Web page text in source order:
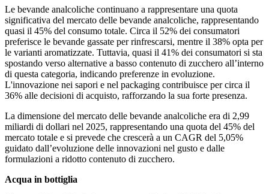
Le bevande analcoliche continuano a rappresentare una quota
significativa del mercato delle bevande analcoliche, rappresentando
quasi il 45% del consumo totale. Circa il 52% dei consumatori
preferisce le bevande gassate per rinfrescarsi, mentre il 38% opta per
le varianti aromatizzate. Tuttavia, quasi il 41% dei consumatori si sta
spostando verso alternative a basso contenuto di zucchero all’interno
di questa categoria, indicando preferenze in evoluzione.
L'innovazione nei sapori e nel packaging contribuisce per circa il
36% alle decisioni di acquisto, rafforzando la sua forte presenza.
La dimensione del mercato delle bevande analcoliche era di 2,99
miliardi di dollari nel 2025, rappresentando una quota del 45% del
mercato totale e si prevede che crescerà a un CAGR del 5,05%
guidato dall’evoluzione delle innovazioni nel gusto e dalle
formulazioni a ridotto contenuto di zucchero.
Acqua in bottiglia